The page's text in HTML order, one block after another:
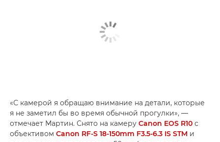
«С камерой я обращаю внимание на детали, которые
я не заметил бы во время обычной прогулки», —
отмечает Мартин. Снято на камеру Canon EOS R10 с
объективом Canon RF-S 18-150mm F3.5-6.3 IS STM и